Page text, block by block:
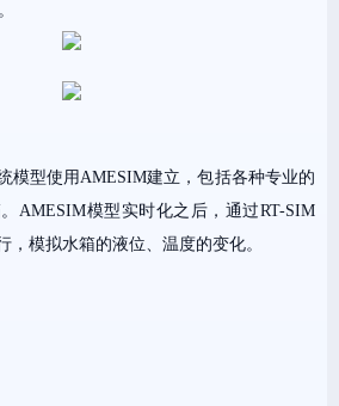
模型使用AMESIM建立，包括各种专业的
AMESIM模型实时化之后，通过RT-SIM
，模拟水箱的液位、温度的变化。